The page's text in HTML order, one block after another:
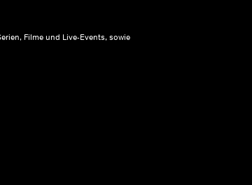
Filme und Live-Events, sowie